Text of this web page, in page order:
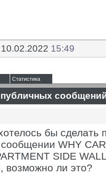
10.02.2022 15:49
Статистика
публичных
бы сделать
WHY
SIDE
возможно ли это?